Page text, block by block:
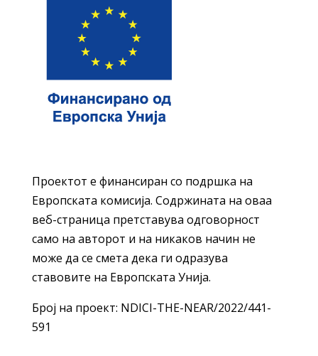
Проектот е финансиран со подршка на
Европската комисија. Содржината на оваа
веб-страница претставува одговорност
само на авторот и на никаков начин не
може да се смета дека ги одразува
ставовите на Европската Унија.
Број на проект: NDICI-THE-NEAR/2022/441-
591